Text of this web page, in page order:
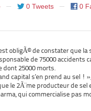
0 Tweets 0
obligÃ© de constater que la
de 75000 accidents
dont 25000 morts.
capital s’en prend au sel !
le 2Ã¨me producteur de sel
qui commercialise pas